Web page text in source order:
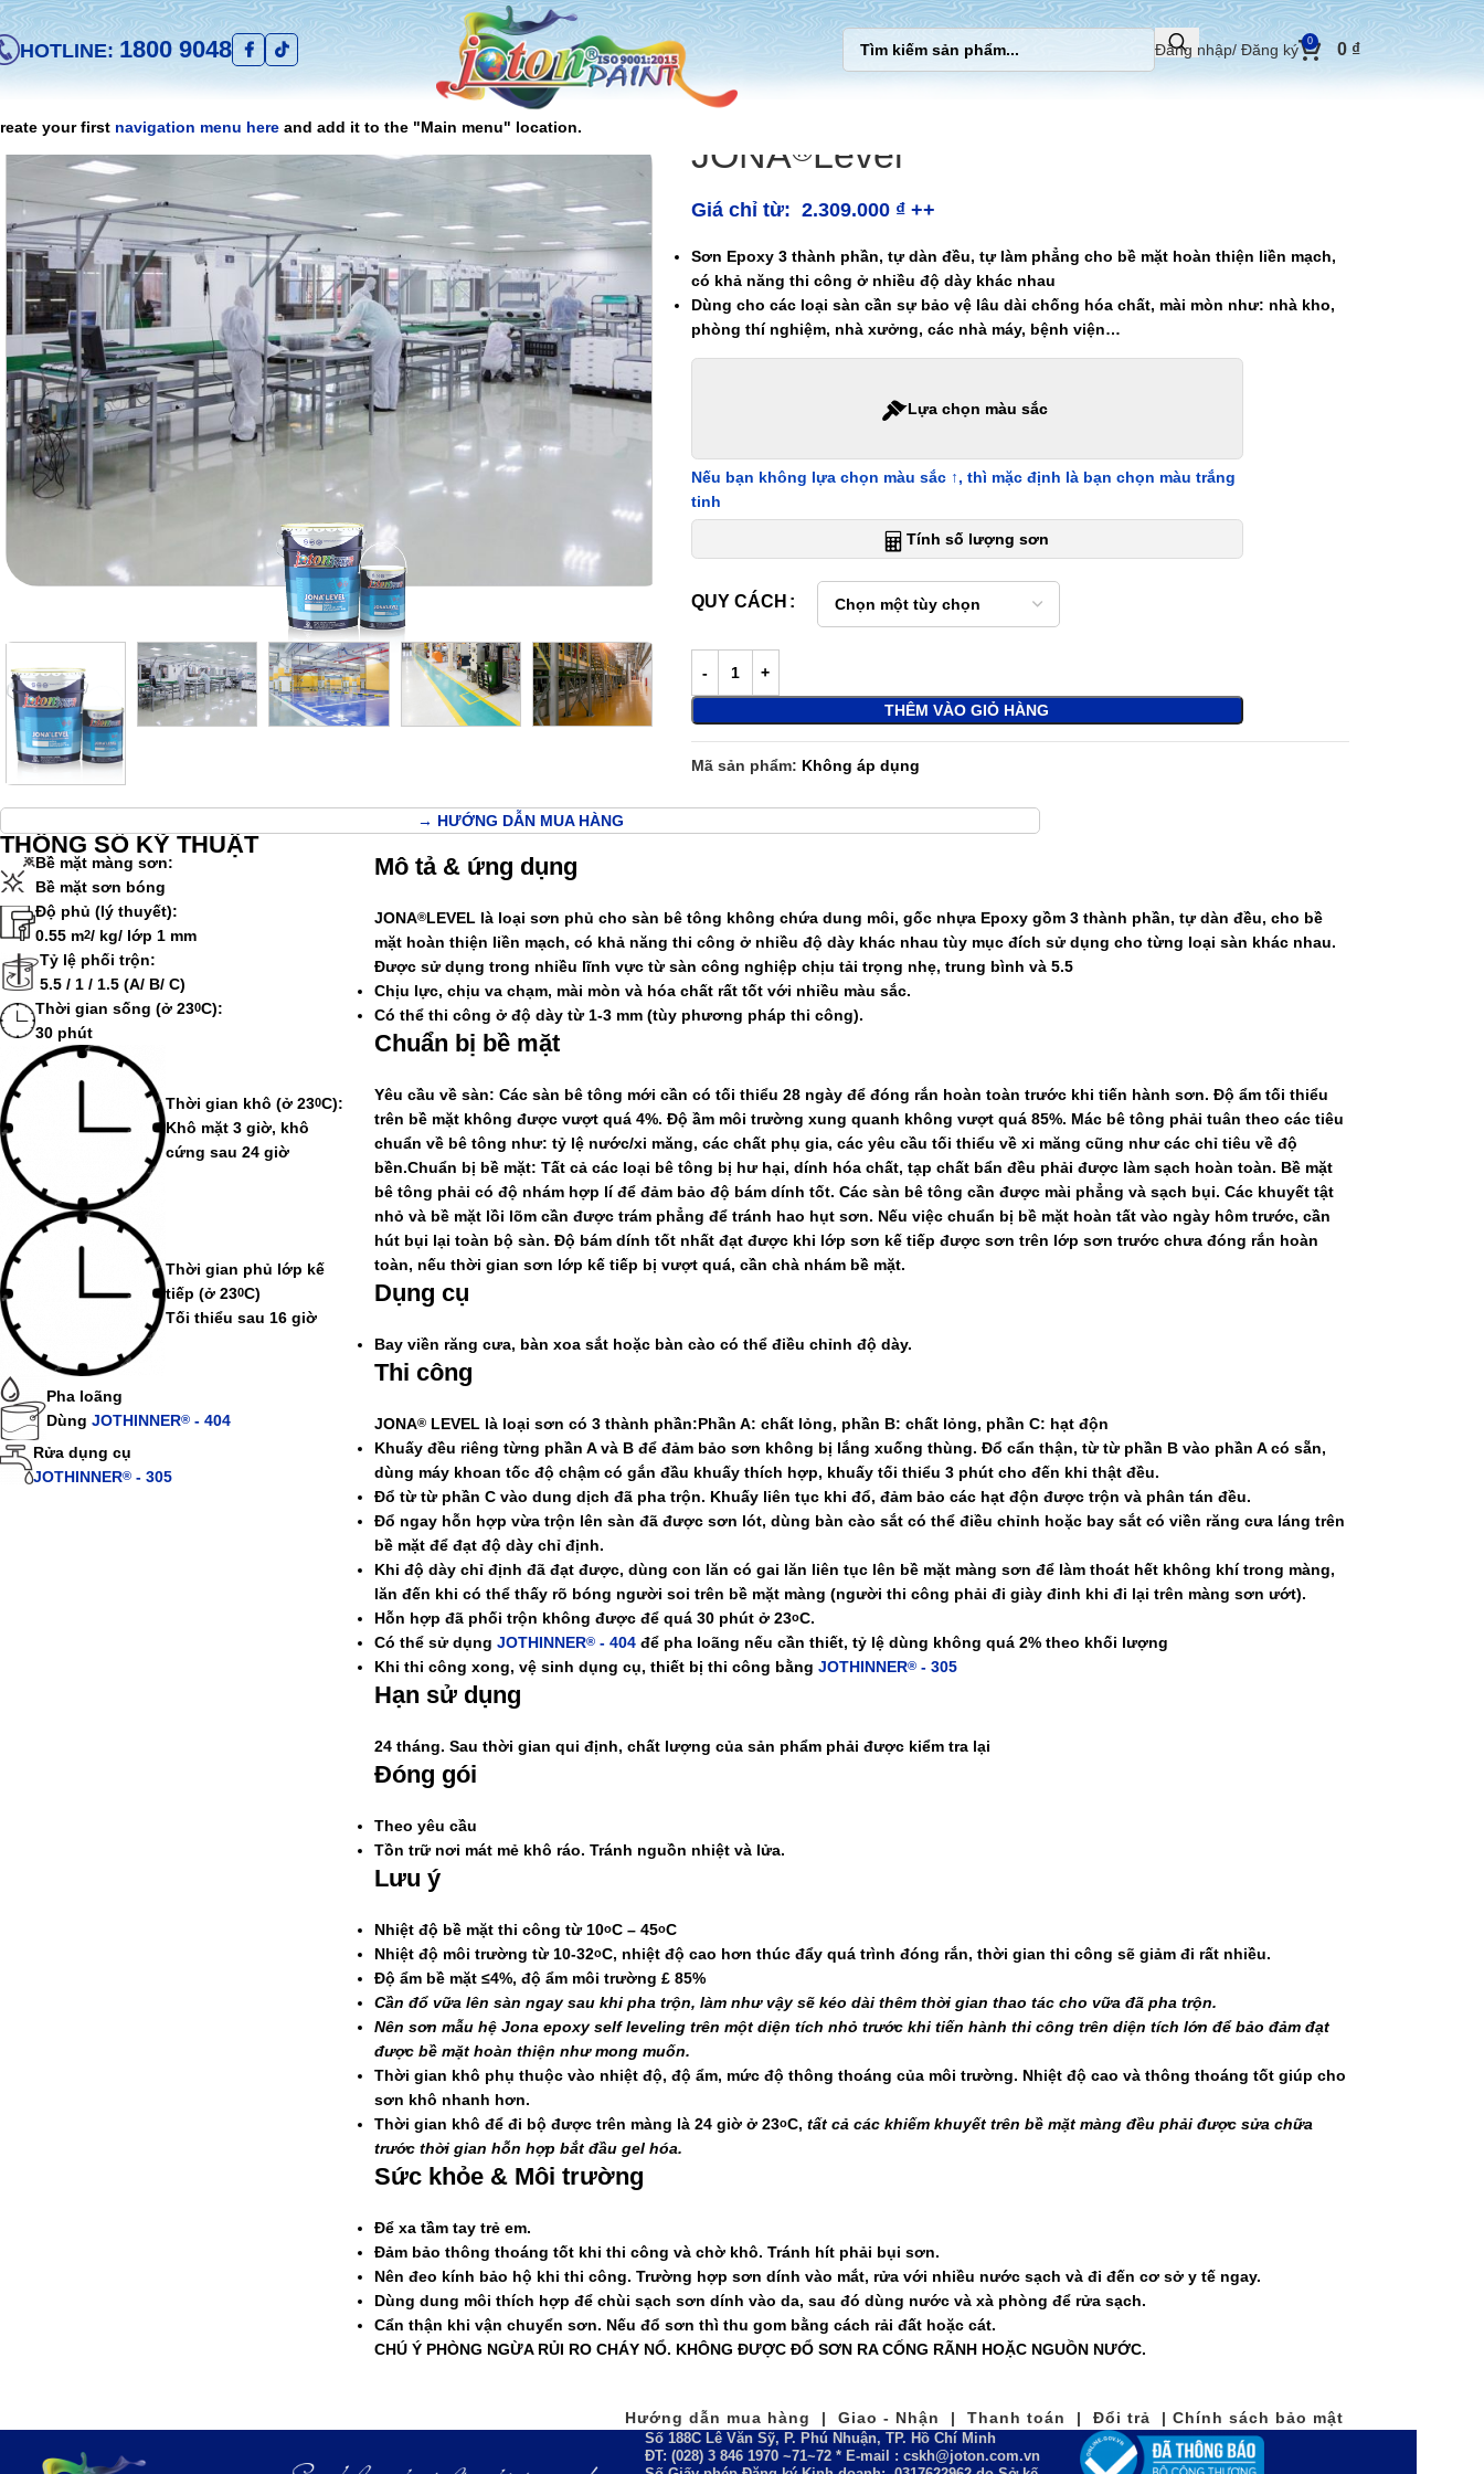
HOTLINE: 1800 9048 Đăng nhập/ Đăng ký 0 0 ₫
your first navigation menu here and add it to the "Main menu" location.
JONA®Level
Giá chỉ từ: 2.309.000 ₫++
Sơn Epoxy 3 thành phần, tự dàn đều, tự làm phẳng cho bề mặt hoàn thiện liền mạch,
có khả năng thi công ở nhiều độ dày khác nhau
Dùng cho các loại sàn cần sự bảo vệ lâu dài chống hóa chất, mài mòn như: nhà kho,
phòng thí nghiệm, nhà xưởng, các nhà máy, bệnh viện…
Lựa chọn màu sắc
Nếu bạn không lựa chọn màu sắc ↑, thì mặc định là bạn chọn màu trắng
tinh
Tính số lượng sơn
QUY CÁCH
THÊM VÀO GIỎ HÀNG
Mã sản phẩm: Không áp dụng
→ HƯỚNG DẪN MUA HÀNG
THÔNG SỐ KỸ THUẬT
Bề mặt màng sơn:
Bề mặt sơn bóng
Độ phủ (lý thuyết):
0.55 m2/ kg/ lớp 1 mm
Tỷ lệ phối trộn:
5.5 / 1 / 1.5 (A/ B/ C)
Thời gian sống (ở 230C):
30 phút
Thời gian khô (ở 230C):
Khô mặt 3 giờ, khô
cứng sau 24 giờ
Thời gian phủ lớp kế
tiếp (ở 230C)
Tối thiểu sau 16 giờ
Pha loãng
Dùng JOTHINNER® - 404
Rửa dụng cụ
JOTHINNER® - 305
Mô tả & ứng dụng
JONA®LEVEL là loại sơn phủ cho sàn bê tông không chứa dung môi, gốc nhựa Epoxy gồm 3 thành phần, tự dàn đều, cho bề
mặt hoàn thiện liền mạch, có khả năng thi công ở nhiều độ dày khác nhau tùy mục đích sử dụng cho từng loại sàn khác nhau.
Được sử dụng trong nhiều lĩnh vực từ sàn công nghiệp chịu tải trọng nhẹ, trung bình và 5.5
Chịu lực, chịu va chạm, mài mòn và hóa chất rất tốt với nhiều màu sắc.
Có thể thi công ở độ dày từ 1-3 mm (tùy phương pháp thi công).
Chuẩn bị bề mặt
Yêu cầu về sàn: Các sàn bê tông mới cần có tối thiểu 28 ngày để đóng rắn hoàn toàn trước khi tiến hành sơn. Độ ẩm tối thiểu
trên bề mặt không được vượt quá 4%. Độ ầm môi trường xung quanh không vượt quá 85%. Mác bê tông phải tuân theo các tiêu
chuẩn về bê tông như: tỷ lệ nước/xi măng, các chất phụ gia, các yêu cầu tối thiểu về xi măng cũng như các chỉ tiêu về độ
bền.Chuẩn bị bề mặt: Tất cả các loại bê tông bị hư hại, dính hóa chất, tạp chất bẩn đều phải được làm sạch hoàn toàn. Bề mặt
bê tông phải có độ nhám hợp lí để đảm bảo độ bám dính tốt. Các sàn bê tông cần được mài phẳng và sạch bụi. Các khuyết tật
nhỏ và bề mặt lồi lõm cần được trám phẳng để tránh hao hụt sơn. Nếu việc chuẩn bị bề mặt hoàn tất vào ngày hôm trước, cần
hút bụi lại toàn bộ sàn. Độ bám dính tốt nhất đạt được khi lớp sơn kế tiếp được sơn trên lớp sơn trước chưa đóng rắn hoàn
toàn, nếu thời gian sơn lớp kế tiếp bị vượt quá, cần chà nhám bề mặt.
Dụng cụ
Bay viền răng cưa, bàn xoa sắt hoặc bàn cào có thể điều chỉnh độ dày.
Thi công
JONA® LEVEL là loại sơn có 3 thành phần:Phần A: chất lỏng, phần B: chất lỏng, phần C: hạt độn
Khuấy đều riêng từng phần A và B để đảm bảo sơn không bị lắng xuống thùng. Đổ cẩn thận, từ từ phần B vào phần A có sẵn,
dùng máy khoan tốc độ chậm có gắn đầu khuấy thích hợp, khuấy tối thiểu 3 phút cho đến khi thật đều.
Đổ từ từ phần C vào dung dịch đã pha trộn. Khuấy liên tục khi đổ, đảm bảo các hạt độn được trộn và phân tán đều.
Đổ ngay hỗn hợp vừa trộn lên sàn đã được sơn lót, dùng bàn cào sắt có thể điều chỉnh hoặc bay sắt có viền răng cưa láng trên
bề mặt để đạt độ dày chỉ định.
Khi độ dày chỉ định đã đạt được, dùng con lăn có gai lăn liên tục lên bề mặt màng sơn để làm thoát hết không khí trong màng,
lăn đến khi có thể thấy rõ bóng người soi trên bề mặt màng (người thi công phải đi giày đinh khi đi lại trên màng sơn ướt).
Hỗn hợp đã phối trộn không được đểquá 30 phút ở 23oC.
Có thể sử dụngJOTHINNER® - 404để pha loãng nếu cần thiết, tỷ lệ dùng không quá 2% theo khối lượng
Khi thi công xong, vệ sinh dụng cụ, thiết bị thi công bằngJOTHINNER® - 305
Hạn sử dụng
24 tháng. Sau thời gian qui định, chất lượng của sản phẩm phải được kiểm tra lại
Đóng gói
Theo yêu cầu
Tồn trữ nơi mát mẻ khô ráo. Tránh nguồn nhiệt và lửa.
Lưu ý
Nhiệt độ bề mặt thi công từ 10oC – 45oC
Nhiệt độ môi trường từ 10-32oC, nhiệt độ cao hơn thúc đẩy quá trình đóng rắn, thời gian thi công sẽ giảm đi rất nhiều.
Độ ẩm bề mặt ≤4%, độ ẩm môi trường £ 85%
Cần đổ vữa lên sàn ngay sau khi pha trộn, làm như vậy sẽ kéo dài thêm thời gian thao tác cho vữa đã pha trộn.
Nên sơn mẫu hệ Jona epoxy self leveling trên một diện tích nhỏ trước khi tiến hành thi công trên diện tích lớn để bảo đảm đạt
được bề mặt hoàn thiện như mong muốn.
Thời gian khô phụ thuộc vào nhiệt độ, độ ẩm, mức độ thông thoáng của môi trường. Nhiệt độ cao và thông thoáng tốt giúp cho
sơn khô nhanh hơn.
Thời gian khô để đi bộ được trên màng là 24 giờ ở 23oC,tất cả các khiếm khuyết trên bề mặt màng đều phải được sửa chữa
trước thời gian hỗn hợp bắt đầu gel hóa.
Sức khỏe & Môi trường
Để xa tầm tay trẻ em.
Đảm bảo thông thoáng tốt khi thi công và chờ khô. Tránh hít phải bụi sơn.
Nên đeo kính bảo hộ khi thi công. Trường hợp sơn dính vào mắt, rửa với nhiều nước sạch và đi đến cơ sở y tế ngay.
Dùng dung môi thích hợp để chùi sạch sơn dính vào da, sau đó dùng nước và xà phòng để rửa sạch.
Cẩn thận khi vận chuyển sơn. Nếu đổ sơn thì thu gom bằng cách rải đất hoặc cát.
CHÚ Ý PHÒNG NGỪA RỦI RO CHÁY NỔ. KHÔNG ĐƯỢC ĐỔ SƠN RA CỐNG RÃNH HOẶC NGUỒN NƯỚC.
Hướng dẫn mua hàng | Giao - Nhận | Thanh toán | Đổi trả | Chính sách bảo mật
Số 188C Lê Văn Sỹ, P. Phú Nhuận, TP. Hồ Chí Minh
ĐT: (028) 3 846 1970 ~71~72 * E-mail : cskh@joton.com.vn